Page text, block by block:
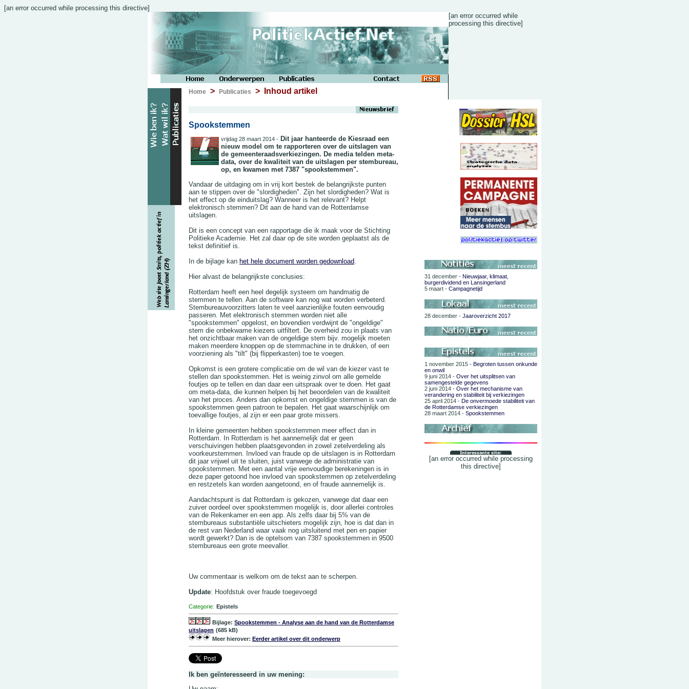
[an error occurred while processing this directive]
[an error occurred while
processing this directive]
Home > Publicaties > Inhoud artikel
Spookstemmen
vrijdag 28 maart 2014 - Dit jaar hanteerde de Kiesraad een
nieuw model om te rapporteren over de uitslagen van
de gemeenteraadsverkiezingen. De media telden meta-
data, over de kwaliteit van de uitslagen per stembureau,
op, en kwamen met 7387 "spookstemmen".
Vandaar de uitdaging om in vrij kort bestek de belangrijkste punten
aan te stippen over de "slordigheden". Zijn het slordigheden? Wat is
het effect op de einduitslag? Wanneer is het relevant? Helpt
elektronisch stemmen? Dit aan de hand van de Rotterdamse
uitslagen.
Dit is een concept van een rapportage die ik maak voor de Stichting
Politieke Academie. Het zal daar op de site worden geplaatst als de
tekst definitief is.
In de bijlage kan het hele document worden gedownload
Hier alvast de belangrijkste conclusies:
Rotterdam heeft een heel degelijk systeem om handmatig de
stemmen te tellen. Aan de software kan nog wat worden verbeterd.
Stembureauvoorzitters laten te veel aanzienlijke fouten eenvoudig
passeren. Met elektronisch stemmen worden niet alle
"spookstemmen" opgelost, en bovendien verdwijnt de "ongeldige"
stem die onbekwame kiezers uitfiltert. De overheid zou in plaats van
het onzichtbaar maken van de ongeldige stem bijv. mogelijk moeten
maken meerdere knoppen op de stemmachine in te drukken, of een
voorziening als "tilt" (bij flipperkasten) toe te voegen.
Opkomst is een grotere complicatie om de wil van de kiezer vast te
stellen dan spookstemmen. Het is weinig zinvol om alle gemelde
foutjes op te tellen en dan daar een uitspraak over te doen. Het gaat
om meta-data, die kunnen helpen bij het beoordelen van de kwaliteit
van het proces. Anders dan opkomst en ongeldige stemmen is van de
spookstemmen geen patroon te bepalen. Het gaat waarschijnlijk om
toevallige foutjes, al zijn er een paar grote missers.
In kleine gemeenten hebben spookstemmen meer effect dan in
Rotterdam. In Rotterdam is het aannemelijk dat er geen
verschuivingen hebben plaatsgevonden in zowel zetelverdeling als
voorkeurstemmen. Invloed van fraude op de uitslagen is in Rotterdam
dit jaar vrijwel uit te sluiten, juist vanwege de administratie van
spookstemmen. Met een aantal vrije eenvoudige berekeningen is in
deze paper getoond hoe invloed van spookstemmen op zetelverdeling
en restzetels kan worden aangetoond, en of fraude aannemelijk is.
Aandachtspunt is dat Rotterdam is gekozen, vanwege dat daar een
zuiver oordeel over spookstemmen mogelijk is, door allerlei controles
van de Rekenkamer en een app. Als zelfs daar bij 5% van de
stembureaus substantiële uitschieters mogelijk zijn, hoe is dat dan in
de rest van Nederland waar vaak nog uitsluitend met pen en papier
wordt gewerkt? Dan is de optelsom van 7387 spookstemmen in 9500
stembureaus een grote meevaller.
Uw commentaar is welkom om de tekst aan te scherpen.
Update: Hoofdstuk over fraude toegevoegd
Categorie: Epistels
Bijlage: Spookstemmen - Analyse aan de hand van de Rotterdamse
uitslagen (685 kB)
Meer hierover: Eerder artikel over dit onderwerp
Ik ben geïnteresseerd in uw mening:
31 december - Nieuwjaar, klimaat,
burgerdividend en Lansingerland
5 maart - Campagnetijd
28 december - Jaaroverzicht 2017
1 november 2015 - Begroten tussen onkunde
en onwil
9 juni 2014 - Over het uitsplitsen van
samengestelde gegevens
2 juni 2014 - Over het mechanisme van
verandering en stabiliteit bij verkiezingen
25 april 2014 - De onvermoede stabiliteit van
de Rotterdamse verkiezingen
28 maart 2014 - Spookstemmen
[an error occurred while processing
this directive]